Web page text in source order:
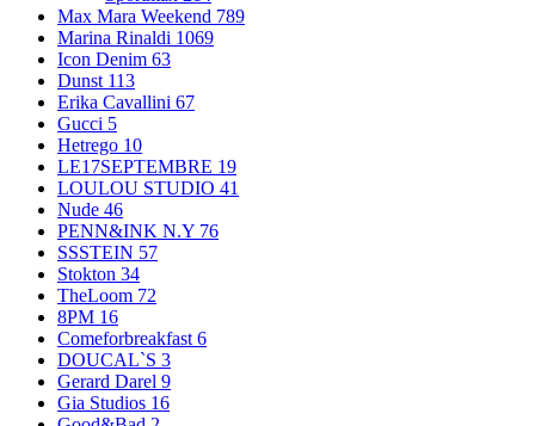
Max Mara Weekend 789
Marina Rinaldi 1069
Icon Denim 63
Dunst 113
Erika Cavallini 67
Gucci 5
Hetrego 10
LE17SEPTEMBRE 19
LOULOU STUDIO 41
Nude 46
PENN&INK N.Y 76
SSSTEIN 57
Stokton 34
TheLoom 72
8PM 16
Comeforbreakfast 6
DOUCAL`S 3
Gerard Darel 9
Gia Studios 16